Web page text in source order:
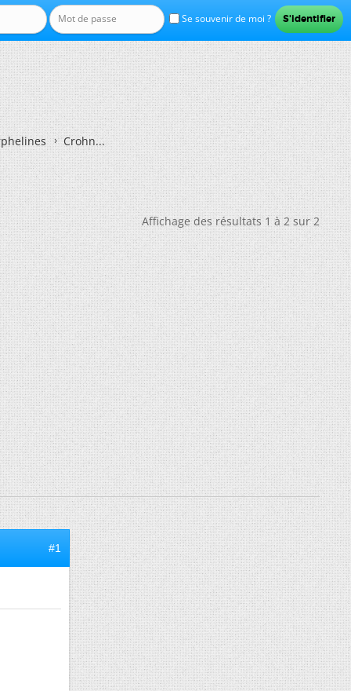
Se souvenir de moi ?
Crohn...
Affichage des résultats 1 à 2 sur 2
#1